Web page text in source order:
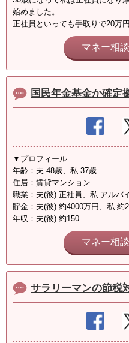
始めました。
正社員といっても手取りで20万
マネー相
国民年金基金か確定
▼プロフィール
年齢：夫 48歳、私 37歳
住居：賃貸マンション
職業：夫(彼) 正社員、私 アルバ
貯金：夫(彼) 約4000万円、私 約
年収：夫(彼) 約150...
マネー相
サラリーマンの節税